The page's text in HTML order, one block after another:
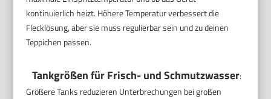
kontinuierlich heizt. Höhere Temperatur verbessert die
Flecklösung, aber sie muss regulierbar sein und zu deinen
Teppichen passen.
Tankgrößen für Frisch- und Schmutzwasser:
Größere Tanks reduzieren Unterbrechungen bei großen